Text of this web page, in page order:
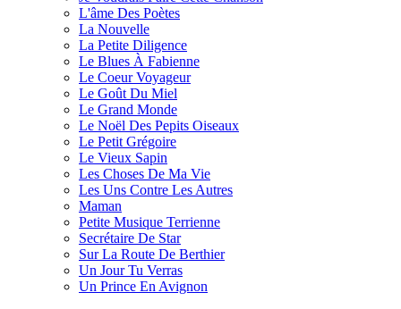
L'âme Des Poètes
La Nouvelle
La Petite Diligence
Le Blues À Fabienne
Le Coeur Voyageur
Le Goût Du Miel
Le Grand Monde
Le Noël Des Pepits Oiseaux
Le Petit Grégoire
Le Vieux Sapin
Les Choses De Ma Vie
Les Uns Contre Les Autres
Maman
Petite Musique Terrienne
Secrétaire De Star
Sur La Route De Berthier
Un Jour Tu Verras
Un Prince En Avignon